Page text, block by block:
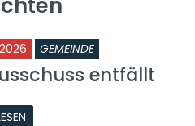
GEMEINDE
entfällt